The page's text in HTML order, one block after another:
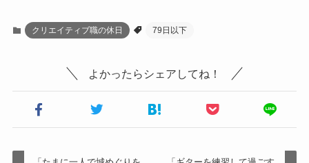
クリエイティブ職の休日 79日以下
よかったらシェアしてね！